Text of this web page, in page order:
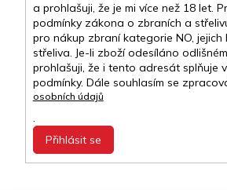
a prohlašuji, že je mi více než 18 let.
podmínky zákona o zbraních a
pro nákup zbraní kategorie NO, jejich
střeliva. Je-li zboží odesíláno
prohlašuji, že i tento adresát splňuje
podmínky. Dále souhlasím se
osobních údajů
.
Přihlásit se